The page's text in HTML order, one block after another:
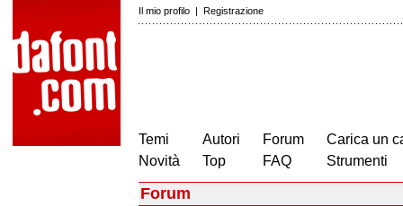
Il mio profilo | Registrazione
Temi
Novità
Autori
Top
Forum
FAQ
Carica un
Strumenti
Forum